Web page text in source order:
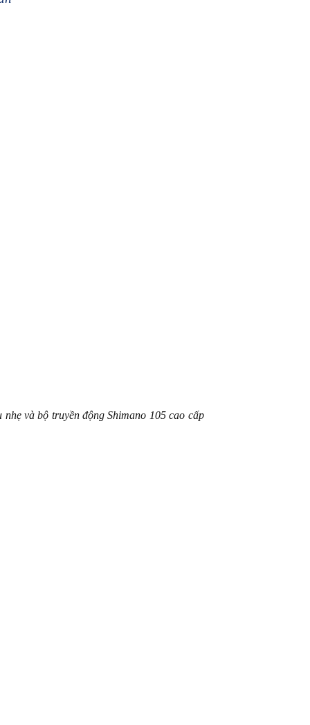
và bộ truyền động Shimano 105 cao cấp